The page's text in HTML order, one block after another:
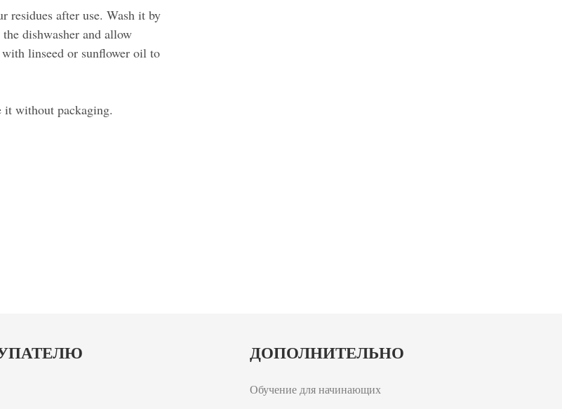
after use. Wash it by
dishwasher and allow
linseed or sunflower oil to
it without packaging.
ДОПОЛНИТЕЛЬНО
Обучение для начинающих